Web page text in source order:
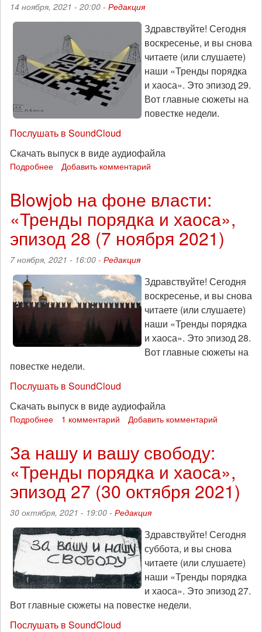
хаоса»,
эпизод
(20
ноября
2021)
14 ноября, 2021 - 20:00 - Редакция
Здравствуйте! Сегодня
воскресенье, и вы снова
читаете (или слушаете)
наши «Тренды порядка
и хаоса». Это эпизод 29.
Вот главные сюжеты на
повестке недели.
Послушать в SoundCloud
Скачать выпуск в виде аудиофайла
Подробнее
и
проволока:
«Тренды
порядка
и
хаоса»,
эпизод
29
(14
ноября
Добавить комментарий
Blowjob на фоне власти:
«Тренды порядка и хаоса»,
эпизод 28 (7 ноября 2021)
7 ноября, 2021 - 16:00 - Редакция
Здравствуйте! Сегодня
воскресенье, и вы снова
читаете (или слушаете)
наши «Тренды порядка
и хаоса». Это эпизод 28.
Вот главные сюжеты на
повестке недели.
Послушать в SoundCloud
Скачать выпуск в виде аудиофайла
Подробнее
фоне
власти:
«Тренды
порядка
и
хаоса»,
эпизод
28
(7
ноября
1 комментарий Добавить комментарий
За нашу и вашу свободу:
«Тренды порядка и хаоса»,
эпизод 27 (30 октября 2021)
30 октября, 2021 - 19:00 - Редакция
Здравствуйте! Сегодня
суббота, и вы снова
читаете (или слушаете)
наши «Тренды порядка
и хаоса». Это эпизод 27.
Вот главные сюжеты на повестке недели.
Послушать в SoundCloud